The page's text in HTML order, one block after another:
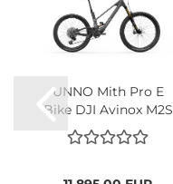
UNNO Mith Pro E
Bike DJI Avinox M2S
2026...